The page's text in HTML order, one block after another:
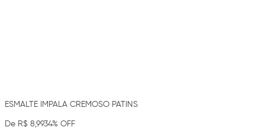
ESMALTE IMPALA CREMOSO PATINS
De R$ 8,9934% OFF